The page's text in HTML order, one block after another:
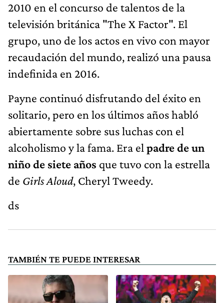
2010 en el concurso de talentos de la
televisión británica "The X Factor". El
grupo, uno de los actos en vivo con mayor
recaudación del mundo, realizó una pausa
indefinida en 2016.
Payne continuó disfrutando del éxito en
solitario, pero en los últimos años habló
abiertamente sobre sus luchas con el
alcoholismo y la fama. Era elpadre de un
niño de siete años que tuvo con la estrella
de Girls Aloud, Cheryl Tweedy.
ds
TAMBIÉN TE PUEDE INTERESAR